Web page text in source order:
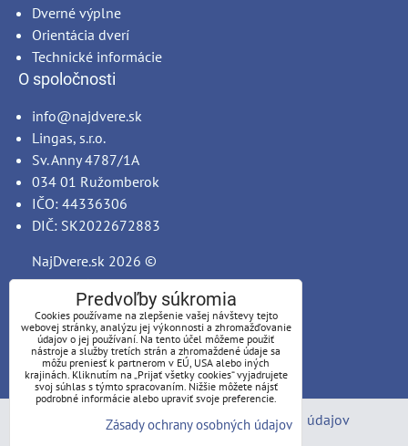
Dverné výplne
Orientácia dverí
Technické informácie
O spoločnosti
info@najdvere.sk
Lingas, s.r.o.
Sv. Anny 4787/1A
034 01 Ružomberok
IČO: 44336306
DIČ: SK2022672883
NajDvere.sk 2026 ©
Predvoľby súkromia
Zásady ochrany osobných údajov
Predvoľby súkromia
Cookies používame na zlepšenie vašej návštevy tejto
webovej stránky, analýzu jej výkonnosti a zhromažďovanie
údajov o jej používaní. Na tento účel môžeme použiť
nástroje a služby tretích strán a zhromaždené údaje sa
môžu preniesť k partnerom v EÚ, USA alebo iných
krajinách. Kliknutím na „Prijať všetky cookies“ vyjadrujete
svoj súhlas s týmto spracovaním. Nižšie môžete nájsť
podrobné informácie alebo upraviť svoje preferencie.
Zásady ochrany osobných údajov